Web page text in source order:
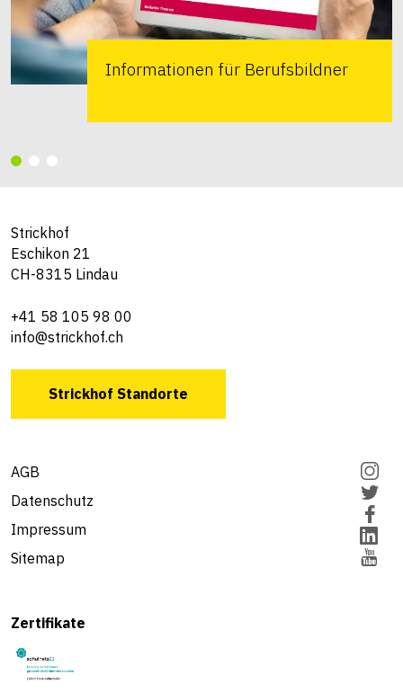
Informationen für Berufsbildner
Strickhof
Eschikon 21
CH-8315 Lindau
+41 58 105 98 00
info@strickhof.ch
Strickhof Standorte
AGB
Datenschutz
Impressum
Sitemap
Zertifikate